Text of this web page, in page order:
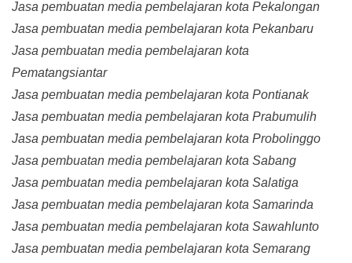
Jasa pembuatan media pembelajaran kota Pekalongan
Jasa pembuatan media pembelajaran kota Pekanbaru
Jasa pembuatan media pembelajaran kota
Pematangsiantar
Jasa pembuatan media pembelajaran kota Pontianak
Jasa pembuatan media pembelajaran kota Prabumulih
Jasa pembuatan media pembelajaran kota Probolinggo
Jasa pembuatan media pembelajaran kota Sabang
Jasa pembuatan media pembelajaran kota Salatiga
Jasa pembuatan media pembelajaran kota Samarinda
Jasa pembuatan media pembelajaran kota Sawahlunto
Jasa pembuatan media pembelajaran kota Semarang